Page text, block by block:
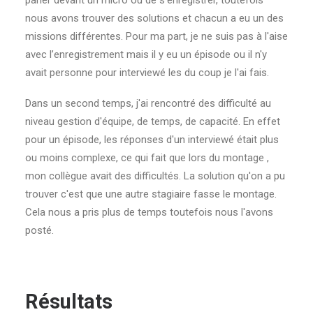
nous avons trouver des solutions et chacun a eu un des
missions différentes. Pour ma part, je ne suis pas à l'aise
avec l’enregistrement mais il y eu un épisode ou il n'y
avait personne pour interviewé les du coup je l'ai fais.
Dans un second temps, j'ai rencontré des difficulté au
niveau gestion d'équipe, de temps, de capacité. En effet
pour un épisode, les réponses d'un interviewé était plus
ou moins complexe, ce qui fait que lors du montage ,
mon collègue avait des difficultés. La solution qu'on a pu
trouver c'est que une autre stagiaire fasse le montage.
Cela nous a pris plus de temps toutefois nous l'avons
posté.
Résultats